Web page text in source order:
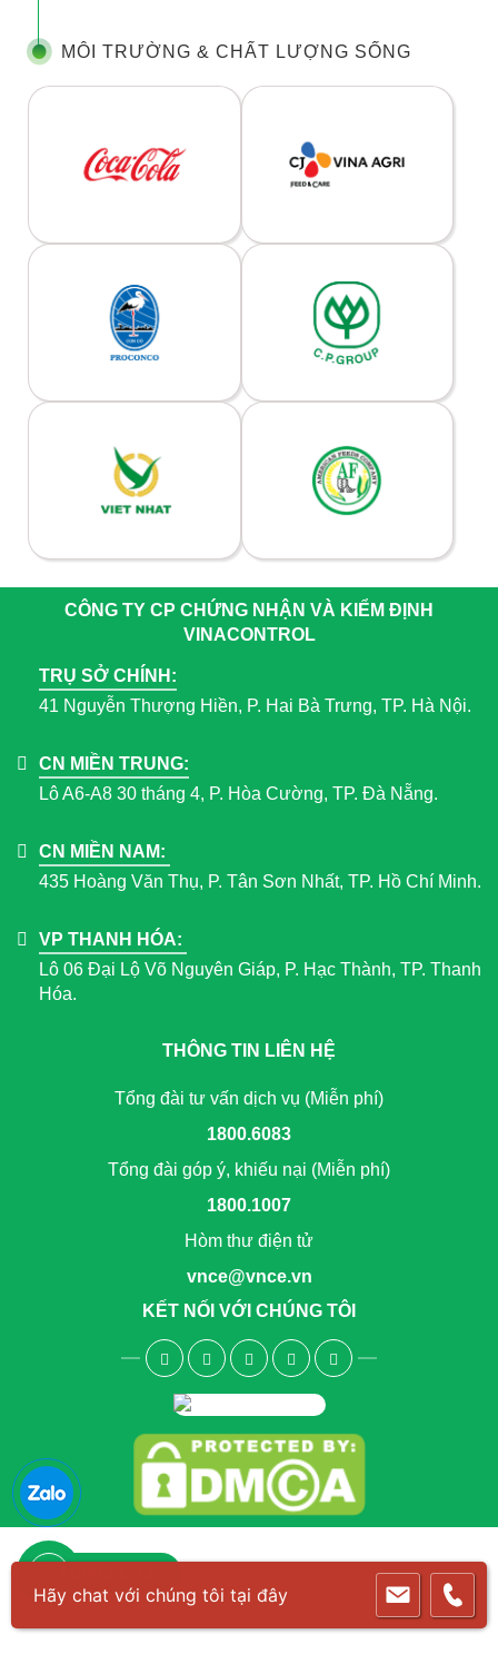
MÔI TRƯỜNG & CHẤT LƯỢNG SỐNG
CÔNG TY CP CHỨNG NHẬN VÀ KIỂM ĐỊNH
VINACONTROL
TRỤ SỞ CHÍNH:
41 Nguyễn Thượng Hiền, P. Hai Bà Trưng, TP. Hà Nội.
CN MIỀN TRUNG:
Lô A6-A8 30 tháng 4, P. Hòa Cường, TP. Đà Nẵng.
CN MIỀN NAM:
435 Hoàng Văn Thụ, P. Tân Sơn Nhất, TP. Hồ Chí Minh.
VP THANH HÓA:
Lô 06 Đại Lộ Võ Nguyên Giáp, P. Hạc Thành, TP. Thanh
Hóa.
THÔNG TIN LIÊN HỆ
Tổng đài tư vấn dịch vụ (Miễn phí)
1800.6083
Tổng đài góp ý, khiếu nại (Miễn phí)
1800.1007
Hòm thư điện tử
vnce@vnce.vn
KẾT NỐI VỚI CHÚNG TÔI
Hãy chat với chúng tôi tại đây